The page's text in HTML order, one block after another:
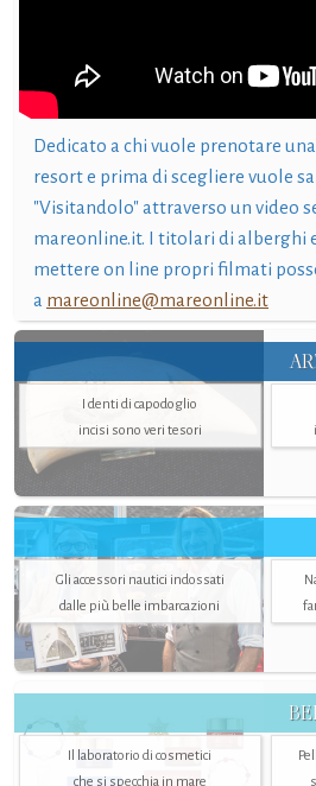
Dedicato a chi vuole prenotare
resort e prima di scegliere vuole
"Visitandolo" attraverso un video
mareonline.it. I titolari di alberghi
mettere on line propri filmati
a mareonline@mareonline.it
I denti di capodoglio
incisi sono veri tesori
Gli accessori nautici indossati
dalle più belle imbarcazioni
Il laboratorio di cosmetici
che si specchia in mare